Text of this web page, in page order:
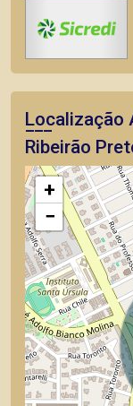
Localização
Ribeirão
+
−